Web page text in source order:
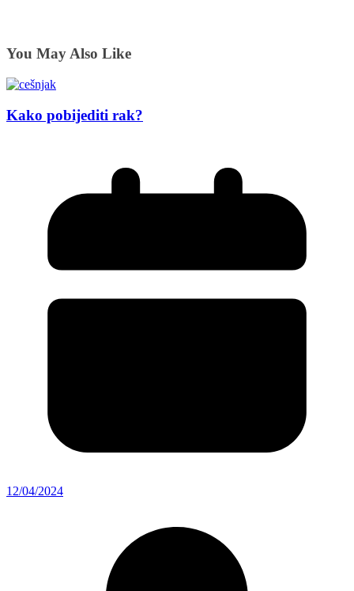
You May Also Like
Kako pobijediti rak?
12/04/2024